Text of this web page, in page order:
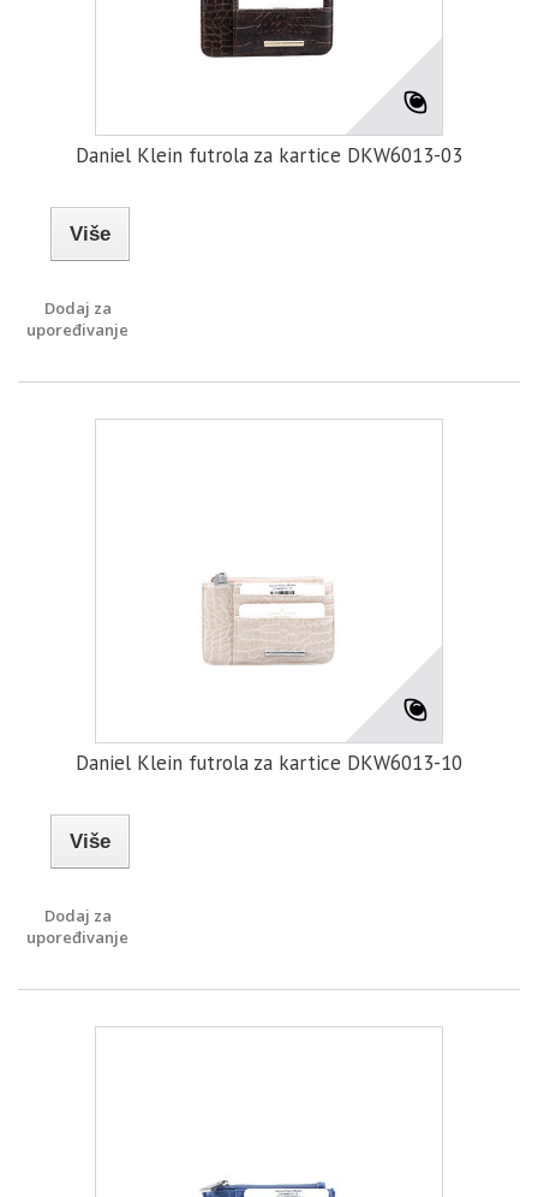
Daniel Klein futrola za kartice DKW6013-03
Više
Dodaj za
upoređivanje
Daniel Klein futrola za kartice DKW6013-10
Više
Dodaj za
upoređivanje